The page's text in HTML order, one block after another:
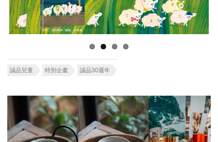
誠品兒童 特別企畫 誠品30週年